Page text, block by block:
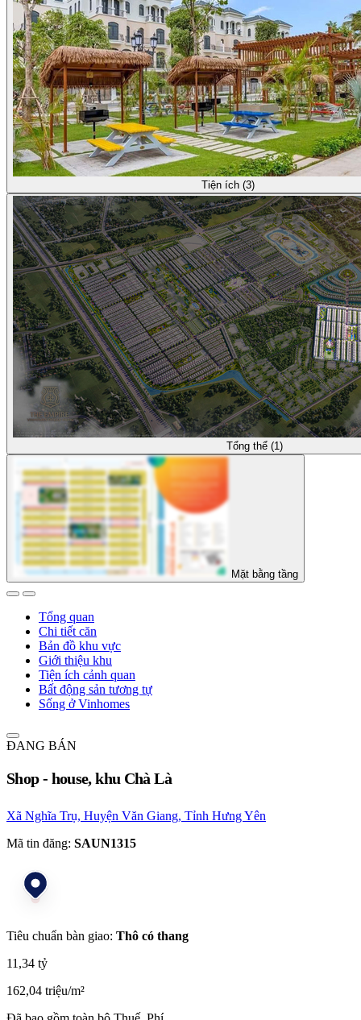
Tiện ích (3)
Tổng thể (1)
Mặt bằng tầng
Tổng quan
Chi tiết căn
Bản đồ khu vực
Giới thiệu khu
Tiện ích cảnh quan
Bất động sản tương tự
Sống ở Vinhomes
ĐANG BÁN
Shop - house, khu Chà Là
Xã Nghĩa Trụ, Huyện Văn Giang, Tỉnh Hưng Yên
Mã tin đăng: SAUN1315
Tiêu chuẩn bàn giao: Thô có thang
11,34 tỷ
162,04 triệu/m²